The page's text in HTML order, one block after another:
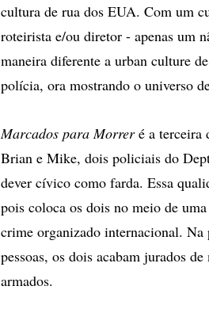
cultura de rua dos EUA. Com um
roteirista e/ou diretor - apenas um
maneira diferente a urban culture
polícia, ora mostrando o universo
Marcados para Morreré a terceira
Brian e Mike, dois policiais do
dever cívico como farda. Essa
pois coloca os dois no meio de
crime organizado internacional. Na
pessoas, os dois acabam jurados
armados.